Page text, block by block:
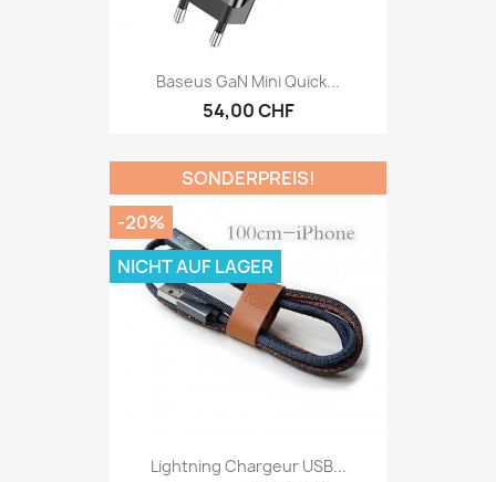
Baseus GaN Mini Quick...
54,00 CHF
Lightning Chargeur USB...
SONDERPREIS!
-20%
NICHT AUF LAGER